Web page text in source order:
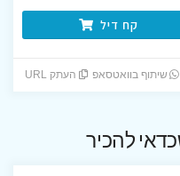
קח דיל
שיתוף בוואטסאפ העתק URL
להכיר